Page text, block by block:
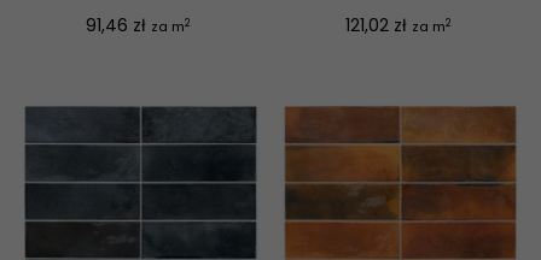
Cena
91,46 zł za m2 Cena
121,02 zł za m2